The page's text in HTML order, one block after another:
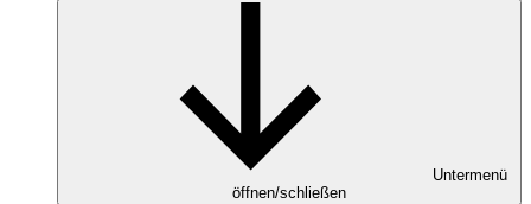
Untermenü
öffnen/schließen